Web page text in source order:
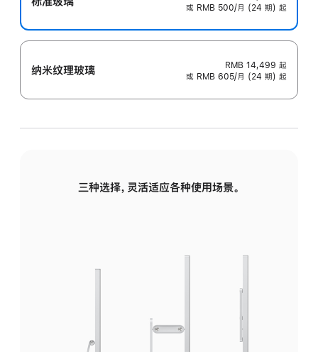
或 RMB 500/月 (24 期) 起
纳米纹理玻璃 RMB 14,499 起
或 RMB 605/月 (24 期) 起
三种选择，灵活适应各种使用场景。